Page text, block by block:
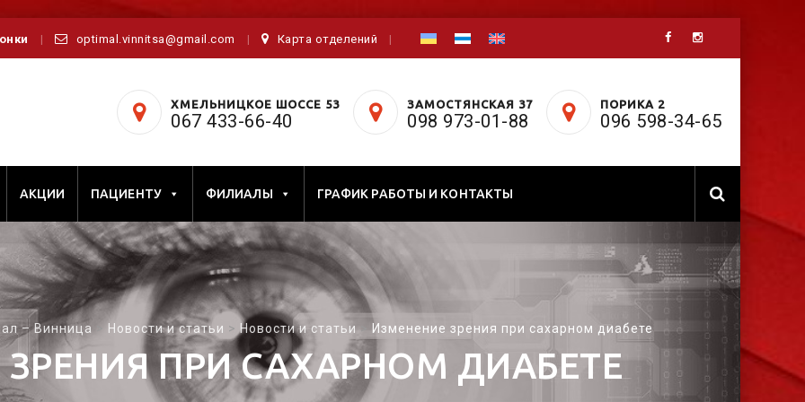
optimal.vinnitsa@gmail.com Карта отделений
ХМЕЛЬНИЦКОЕ ШОССЕ 53
067 433-66-40
ЗАМОСТЯНСКАЯ 37
098 973-01-88
ПОРИКА 2
096 598-34-65
АКЦИИ ПАЦИЕНТУ ФИЛИАЛЫ ГРАФИК РАБОТЫ И КОНТАКТЫ
– Винница Новости и статьи > Новости и статьи> Изменение зрения при сахарном диабете
ПРИ САХАРНОМ ДИАБЕТЕ